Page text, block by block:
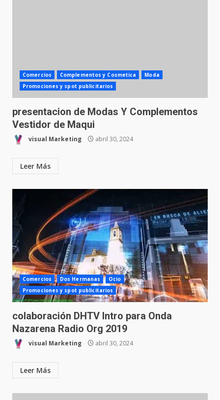
Comercios Complementos y Cosmetica
Moda
Promociones y spot publicitarios
presentacion de Modas Y Complementos
Vestidor de Maqui
visual Marketing abril 30, 2024
Leer Más
Comercios Dos Hermanas
Ocio
Promociones y spot publicitarios
colaboración DHTV Intro para Onda
Nazarena Radio Org 2019
visual Marketing abril 30, 2024
Leer Más